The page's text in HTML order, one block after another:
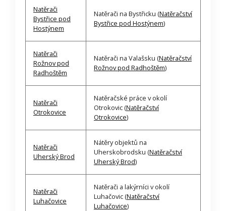
Natěrači
Bystřice pod
Hostýnem
Natěrači na Bystřicku (Natěračství
Bystřice pod Hostýnem)
Natěrači
Rožnov pod
Radhoštěm
Natěrači na Valašsku (Natěračství
Rožnov pod Radhoštěm)
Natěrači
Otrokovice
Natěračské práce v okolí
Otrokovic (Natěračství
Otrokovice)
Natěrači
Uherský Brod
Nátěry objektů na
Uherskobrodsku (Natěračství
Uherský Brod)
Natěrači
Luhačovice
Natěrači a lakýrníci v okolí
Luhačovic (Natěračství
Luhačovice)